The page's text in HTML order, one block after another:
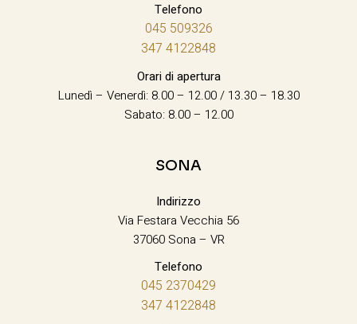
Telefono
045 509326
347 4122848
Orari di apertura
Lunedì – Venerdì: 8.00 – 12.00 / 13.30 – 18.30
Sabato: 8.00 – 12.00
SONA
Indirizzo
Via Festara Vecchia 56
37060 Sona – VR
Telefono
045 2370429
347 4122848